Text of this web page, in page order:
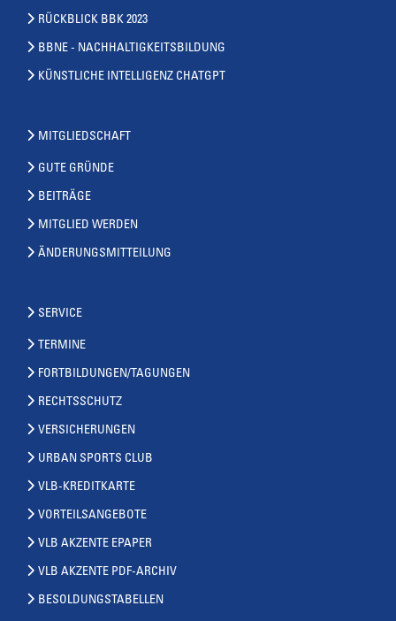
RÜCKBLICK BBK 2023
BBNE - NACHHALTIGKEITSBILDUNG
KÜNSTLICHE INTELLIGENZ CHATGPT
MITGLIEDSCHAFT
GUTE GRÜNDE
BEITRÄGE
MITGLIED WERDEN
ÄNDERUNGSMITTEILUNG
SERVICE
TERMINE
FORTBILDUNGEN/TAGUNGEN
RECHTSSCHUTZ
VERSICHERUNGEN
URBAN SPORTS CLUB
VLB-KREDITKARTE
VORTEILSANGEBOTE
VLB AKZENTE EPAPER
VLB AKZENTE PDF-ARCHIV
BESOLDUNGSTABELLEN